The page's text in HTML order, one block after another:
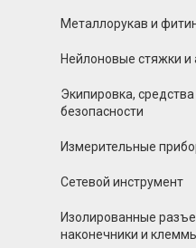
Металлорукав и
Нейлоновые стяжки и
Экипировка,
безопасности
Измерительные
Сетевой инструмент
Изолированные
наконечники и